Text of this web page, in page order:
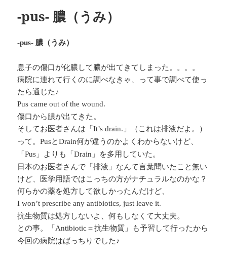
-pus- 膿（うみ）
-pus- 膿（うみ）
息子の傷口が化膿して膿が出てきてしまった。。。。
病院に連れて行くのに調べなきゃ、って事で調べて使っ
たら通じた♪
Pus came out of the wound.
傷口から膿が出てきた。
そしてお医者さんは「It’s drain. 」（これは排液だよ。）
って。PusとDrain何が違うのかよくわからないけど、
「Pus 」よりも「Drain 」を多用していた。
日本のお医者さんで「排液」なんて言葉聞いたこと無い
けど、医学用語ではこっちの方がナチュラルなのかな？
何らかの薬を処方して欲しかったんだけど、
I won’t prescribe any antibiotics, just leave it.
抗生物質は処方しないよ、何もしなくて大丈夫。
との事。「Antibiotic ＝抗生物質」も予習して行ったから
今回の病院はばっちりでした♪